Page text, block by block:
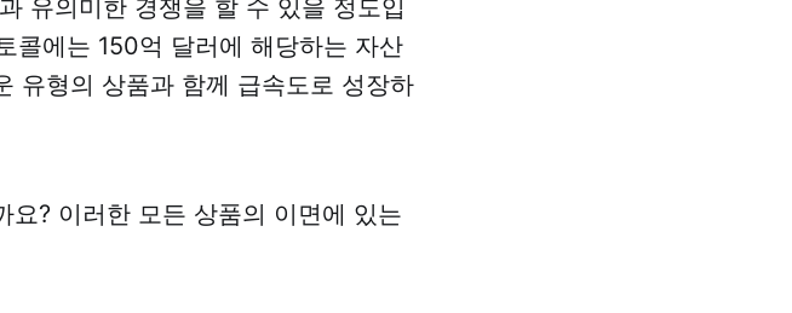
유의미한 경쟁을 할 수 있을 정도입
콜에는 150억 달러에 해당하는 자산
유형의 상품과 함께 급속도로 성장하
? 이러한 모든 상품의 이면에 있는